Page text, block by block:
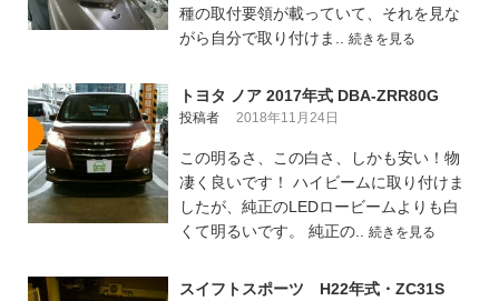
種の取付要領が載っていて、それを見な
がら自分で取り付けま.. 続きを見る
トヨタ ノア 2017年式 DBA-ZRR80G
投稿者 2018年11月24日
この明るさ、この白さ、しかも安い！物
凄く良いです！ ハイビームに取り付けま
したが、純正のLEDロービームよりも白
くて明るいです。 純正の.. 続きを見る
スイフトスポーツ H22年式・ZC31S